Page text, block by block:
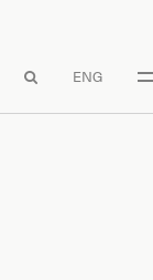
 ENG